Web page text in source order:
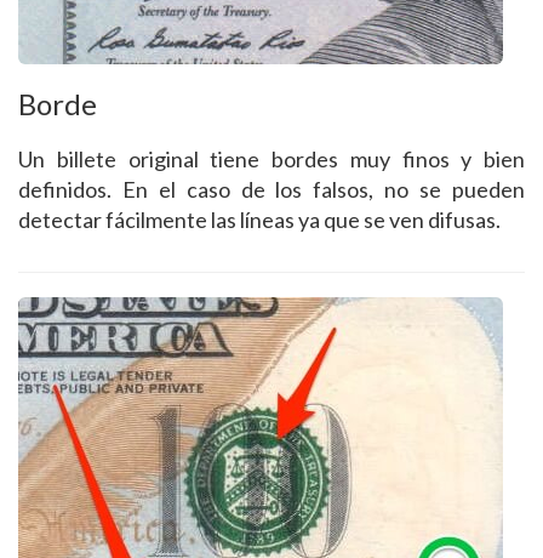
Borde
Un billete original tiene bordes muy finos y bien
definidos. En el caso de los falsos, no se pueden
detectar fácilmente las líneas ya que se ven difusas.